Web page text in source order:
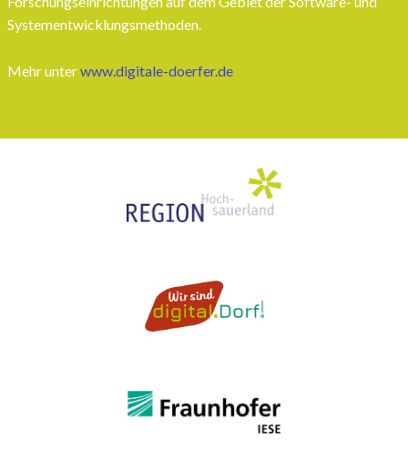
Systementwicklungsmethoden.
Mehr unterwww.digitale-doerfer.de